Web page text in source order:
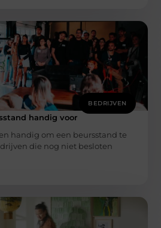
BEDRIJVEN
handig voor
handig om een beursstand te
die nog niet besloten